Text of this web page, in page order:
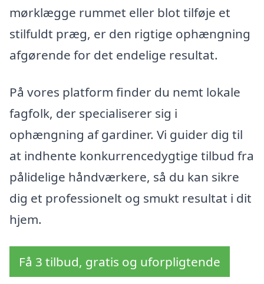
mørklægge rummet eller blot tilføje et
stilfuldt præg, er den rigtige ophængning
afgørende for det endelige resultat.
På vores platform finder du nemt lokale
fagfolk, der specialiserer sig i
ophængning af gardiner. Vi guider dig til
at indhente konkurrencedygtige tilbud fra
pålidelige håndværkere, så du kan sikre
dig et professionelt og smukt resultat i dit
hjem.
Få 3 tilbud, gratis og uforpligtende